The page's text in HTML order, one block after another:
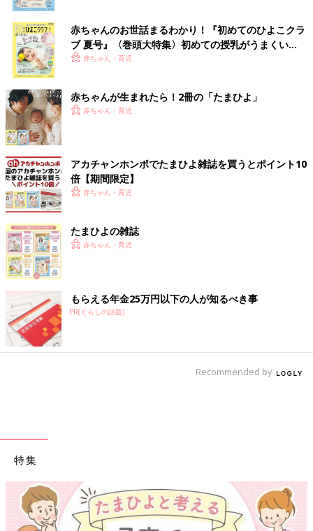
赤ちゃんのお世話まるわかり！『初めてのひよこクラ
ブ 夏号』〈巻頭大特集〉初めての授乳がうまくい
く！ おっぱい・ミルクの基本と夏のトラブル 解決テ
赤ちゃん・育児
赤ちゃんが生まれたら！2冊の「たまひよ」
赤ちゃん・育児
アカチャンホンポでたまひよ雑誌を買うとポイント10
倍【期間限定】
赤ちゃん・育児
たまひよの雑誌
赤ちゃん・育児
もらえる年金25万円以下の人が知るべき事
PR(くらしの話題)
Recommended by
特集